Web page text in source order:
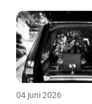
04 juni 2026